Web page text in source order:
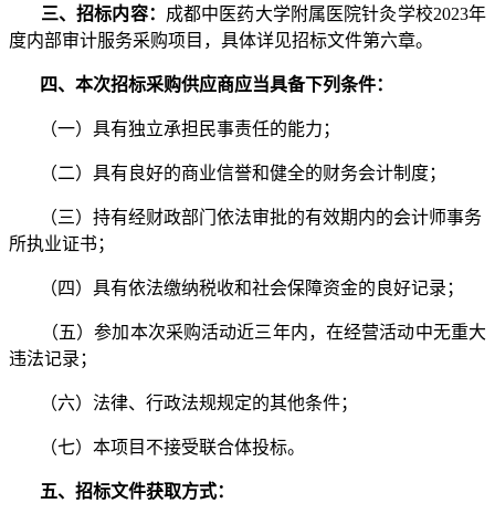
三、招标内容： 成都中医药大学附属医院针灸学校2023年
度内部审计服务采购项目 ，具体详见招标文件第六章。
四、本次招标采购供应商应当具备下列条件：
（一）具有独立承担民事责任的能力；
（二）具有良好的商业信誉和健全的财务会计制度；
（三） 持有经财政部门依法审批的有效期内的会计师事务
所执业证书；
（四）具有依法缴纳税收和社会保障资金的良好记录；
（五）参加本次采购活动近三年内，在经营活动中无重大
违法记录；
（六）法律、行政法规规定的其他条件；
（七）本项目不接受联合体投标。
五、招标文件获取方式：